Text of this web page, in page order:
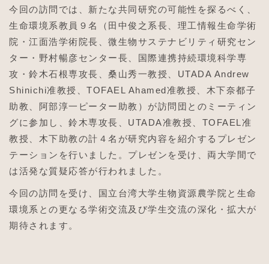
今回の訪問では、新たな共同研究の可能性を探るべく、
生命環境系教員９名（田中俊之系長、理工情報生命学術
院・江面浩学術院長、微生物サステナビリティ研究セン
ター・野村暢彦センター長、国際連携持続環境科学専
攻・鈴木石根専攻長、桑山秀一教授、UTADA Andrew
Shinichi准教授、TOFAEL Ahamed准教授、木下奈都子
助教、阿部淳一ピーター助教）が訪問団とのミーティン
グに参加し、鈴木専攻長、UTADA准教授、TOFAEL准
教授、木下助教の計４名が研究内容を紹介するプレゼン
テーションを行いました。プレゼンを受け、両大学間で
は活発な質疑応答が行われました。
今回の訪問を受け、国立台湾大学生物資源農学院と生命
環境系との更なる学術交流及び学生交流の深化・拡大が
期待されます。